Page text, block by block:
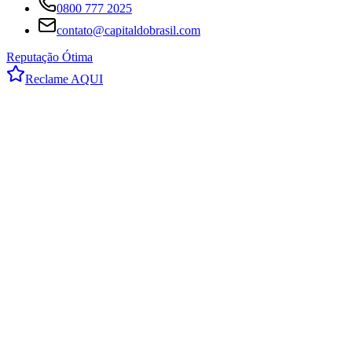
0800 777 2025
contato@capitaldobrasil.com
Reputação Ótima
Reclame AQUI